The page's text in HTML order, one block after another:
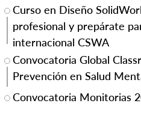
Curso en Diseño
profesional y prepárate
internacional CSWA
Convocatoria Global
Prevención en Salud
Convocatoria Monitorias